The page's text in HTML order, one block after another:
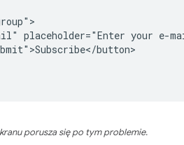
placeholder="Enter your e-
button>
porusza się po tym problemie.